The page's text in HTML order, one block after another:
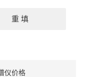
仪价格